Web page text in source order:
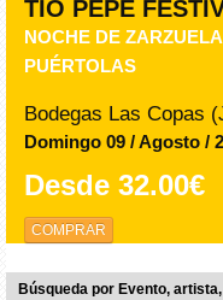
TIO PEPE
NOCHE DE
PUÉRTOLAS
Bodegas Las Copas
Domingo 09 / Agosto /
Desde 32.00€
COMPRAR
Búsqueda por Evento,